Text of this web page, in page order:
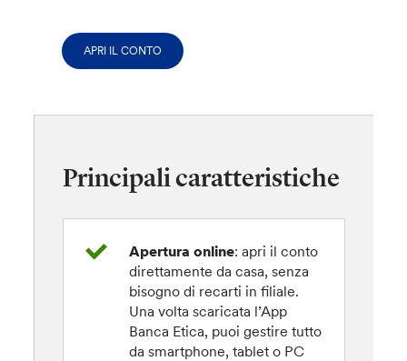
APRI IL CONTO
Principali caratteristiche
Apertura online: apri il conto
direttamente da casa, senza
bisogno di recarti in filiale.
Una volta scaricata l’App
Banca Etica, puoi gestire tutto
da smartphone, tablet o PC